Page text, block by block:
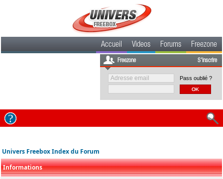
Accueil Videos Forums Freezone
Freezone S'inscrire
Pass oublié ?
Univers Freebox Index du Forum
Informations